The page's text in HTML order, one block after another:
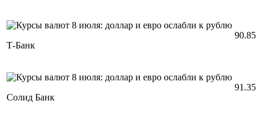
Т-Банк
90.85
Солид Банк
91.35